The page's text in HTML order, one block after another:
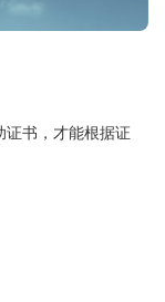
书，才能根据证